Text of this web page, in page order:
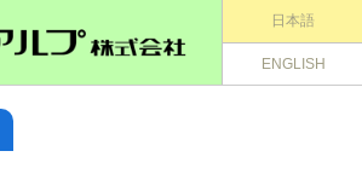
日本語
ENGLISH